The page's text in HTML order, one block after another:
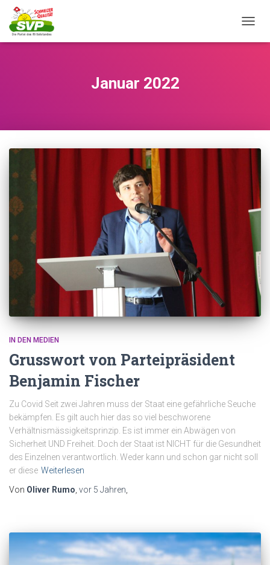
Januar 2022
IN DEN MEDIEN
Grusswort von Parteipräsident
Benjamin Fischer
Zu Covid Seit zwei Jahren muss der Staat eine gefährliche Seuche
bekämpfen. Es gilt auch hier das so viel beschworene
Verhältnismässigkeitsprinzip. Es ist immer ein Abwägen von
Sicherheit UND Freiheit. Doch der Staat ist NICHT für die Gesundheit
des Einzelnen verantwortlich. Weder kann und schon gar nicht soll
er diese Weiterlesen
Von Oliver Rumo vor 5 Jahren